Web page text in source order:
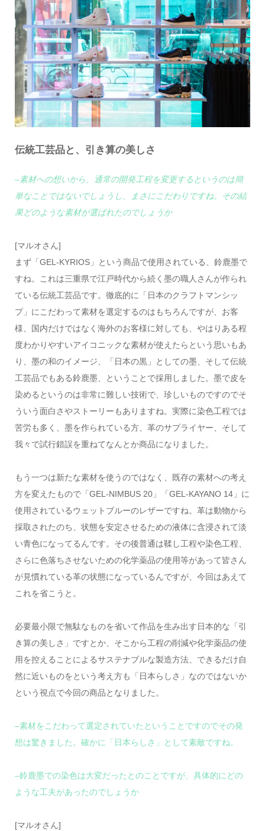
伝統工芸品と、引き算の美しさ
–素材への想いから、通常の開発工程を変更するというのは簡
単なことではないでしょうし、まさにこだわりですね。その結
果どのような素材が選ばれたのでしょうか
[マルオさん]
まず「GEL-KYRIOS」という商品で使用されている、鈴鹿墨で
すね。これは三重県で江戸時代から続く墨の職人さんが作られ
ている伝統工芸品です。徹底的に「日本のクラフトマンシッ
プ」にこだわって素材を選定するのはもちろんですが、お客
様、国内だけではなく海外のお客様に対しても、やはりある程
度わかりやすいアイコニックな素材が使えたらという思いもあ
り、墨の和のイメージ、「日本の黒」としての墨、そして伝統
工芸品でもある鈴鹿墨、ということで採用しました。墨で皮を
染めるというのは非常に難しい技術で、珍しいものですのでそ
ういう面白さやストーリーもありますね。実際に染色工程では
苦労も多く、墨を作られている方、革のサプライヤー、そして
我々で試行錯誤を重ねてなんとか商品になりました。
もう一つは新たな素材を使うのではなく、既存の素材への考え
方を変えたもので「GEL-NIMBUS 20」「GEL-KAYANO 14」に
使用されているウェットブルーのレザーですね。革は動物から
採取されたのち、状態を安定させるための液体に含浸されて淡
い青色になってるんです。その後普通は鞣し工程や染色工程、
さらに色落ちさせないための化学薬品の使用等があって皆さん
が見慣れている革の状態になっているんですが、今回はあえて
これを省こうと。
必要最小限で無駄なものを省いて作品を生み出す日本的な「引
き算の美しさ」ですとか、そこから工程の削減や化学薬品の使
用を控えることによるサステナブルな製造方法、できるだけ自
然に近いものをという考え方も「日本らしさ」なのではないか
という視点で今回の商品となりました。
–素材をこだわって選定されていたということですのでその発
想は驚きました。確かに「日本らしさ」として素敵ですね。
–鈴鹿墨での染色は大変だったとのことですが、具体的にどの
ような工夫があったのでしょうか
[マルオさん]